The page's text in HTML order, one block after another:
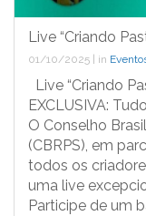
Live “Criando
01/10/2025 in
Live “Criando
EXCLUSIVA:
O Conselho
(CBRPS), em
todos os
uma live
Participe de um